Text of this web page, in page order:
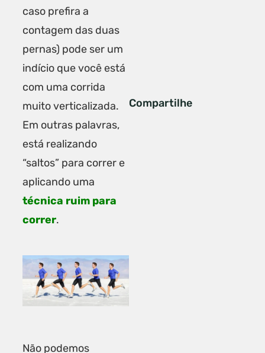
caso prefira a
contagem das duas
pernas) pode ser um
indício que você está
com uma corrida
muito verticalizada.
Em outras palavras,
está realizando
“saltos” para correr e
aplicando uma
técnica ruim para
correr.
Não podemos
Compartilhe